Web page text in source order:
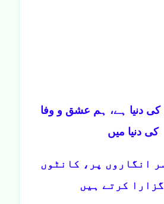
دنیا ہے، ہم عشق و وفا
کی دنیا میں
انگاروں پر، کانٹوں
کرتے ہیں